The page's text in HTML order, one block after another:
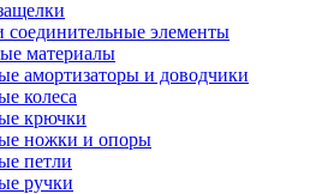
соединительные элементы
материалы
амортизаторы и доводчики
колеса
крючки
ножки и опоры
петли
ручки